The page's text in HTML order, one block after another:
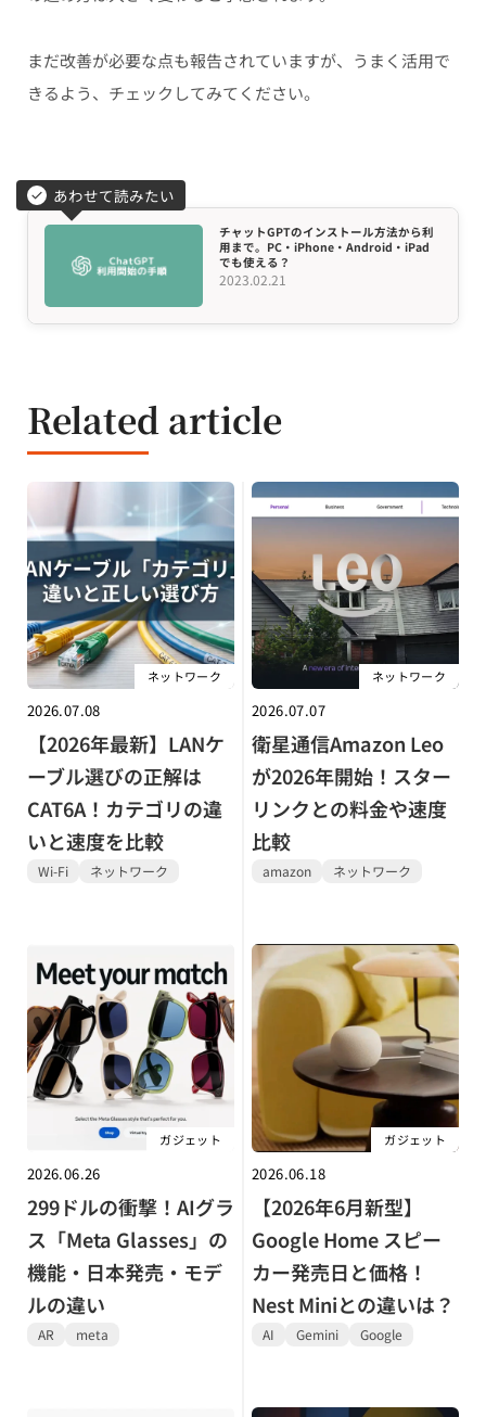
まだ改善が必要な点も報告されていますが、うまく活用で
きるよう、チェックしてみてください。
あわせて読みたい
チャットGPTのインストール方法から利
用まで。PC・iPhone・Android・iPad
でも使える？
2023.02.21
Related article
ネットワーク
2026.07.08
【2026年最新】LANケ
ーブル選びの正解は
CAT6A！カテゴリの違
いと速度を比較
Wi-Fi ネットワーク
ネットワーク
2026.07.07
衛星通信Amazon Leo
が2026年開始！スター
リンクとの料金や速度
比較
amazon ネットワーク
ガジェット
2026.06.26
299ドルの衝撃！AIグラ
ス「Meta Glasses」の
機能・日本発売・モデ
ルの違い
AR meta
ガジェット
2026.06.18
【2026年6月新型】
Google Home スピー
カー発売日と価格！
Nest Miniとの違いは？
AI Gemini Google